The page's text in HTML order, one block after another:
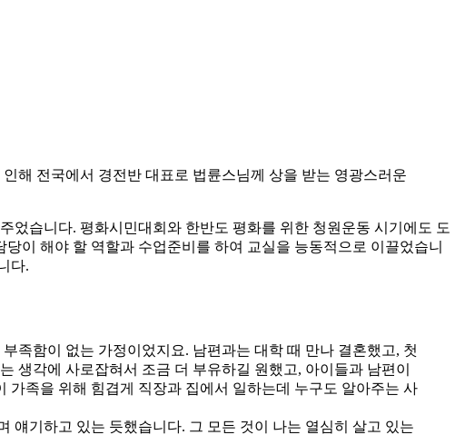
해 전국에서 경전반 대표로 법륜스님께 상을 받는 영광스러운
었습니다. 평화시민대회와 한반도 평화를 위한 청원운동 시기에도 도
이 해야 할 역할과 수업준비를 하여 교실을 능동적으로 이끌었습니
다.
족함이 없는 가정이었지요. 남편과는 대학 때 만나 결혼했고, 첫
생각에 사로잡혀서 조금 더 부유하길 원했고, 아이들과 남편이
족을 위해 힘겹게 직장과 집에서 일하는데 누구도 알아주는 사
얘기하고 있는 듯했습니다. 그 모든 것이 나는 열심히 살고 있는